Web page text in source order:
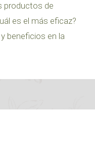
productos de
es el más eficaz?
beneficios en la